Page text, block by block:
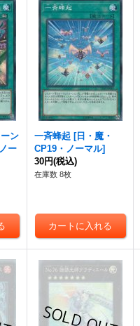
ン
ー
一斉蜂起 [日・魔・
CP19・ノーマル]
30円(税込)
在庫数 8枚